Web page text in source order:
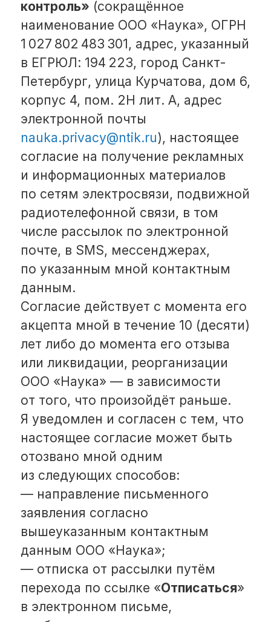
по сетям электросвязи, подвижной
радиотелефонной связи, в том
почте, в SMS, мессенджерах,
по указанным мной контактным
данным.
Согласие действует с момента его
акцепта мной в течение 10 (десяти)
лет либо до момента его отзыва
или ликвидации, реорганизации
ООО «Наука» — в зависимости
от того, что произойдёт раньше.
Я уведомлен и согласен с тем, что
настоящее согласие может быть
отозвано мной одним
из следующих способов:
— направление письменного
заявления согласно
вышеуказанным контактным
— отписка от рассылки путём
перехода по ссылке «
в электронном письме,
— направление электронного
сообщения ООО «Наука»
электронной почты.
Энергоэффективность предприятия
+7 812 346-61-49
office@ntik.ru
Моделирование технологических процессов
Оптимальное планирование производства
Решения
Электронный документооборот
Цифровизация переработки нефти и газа
Управление производственными активами
Управление финансами и бюджетирование